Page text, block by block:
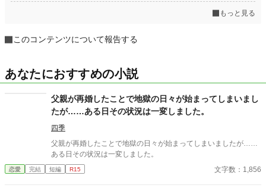
もっと見る
このコンテンツについて報告する
あなたにおすすめの小説
父親が再婚したことで地獄の日々が始まってしまいまし
たが……ある日その状況は一変しました。
四季
父親が再婚したことで地獄の日々が始まってしまいましたが……
ある日その状況は一変しました。
恋愛 完結 短編 R15 文字数：1,856